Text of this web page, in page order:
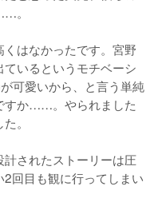
。
はなかったです。宮野
いるというモチベーシ
可愛いから、と言う単純
すか……。やられました
。
されたストーリーは圧
回目も観に行ってしまい